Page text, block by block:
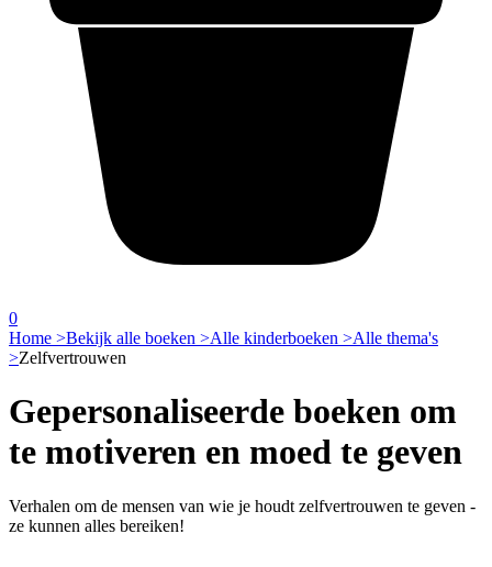
0
Home >Bekijk alle boeken >Alle kinderboeken >Alle thema's
>Zelfvertrouwen
Gepersonaliseerde boeken om
te motiveren en moed te geven
Verhalen om de mensen van wie je houdt zelfvertrouwen te geven -
ze kunnen alles bereiken!